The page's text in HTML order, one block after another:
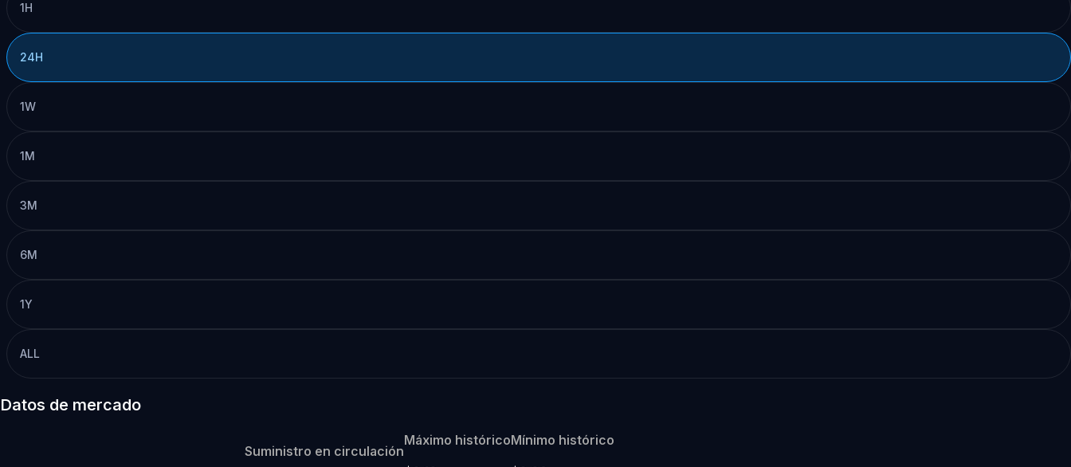
1H
24H
1W
1M
3M
6M
1Y
ALL
Datos de mercado
Suministro en circulación
Máximo históricoMínimo histórico